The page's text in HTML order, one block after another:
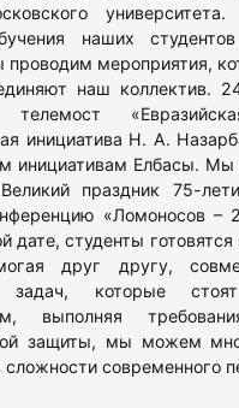
наших
мероприятия,
наш коллектив.
телемост
инициатива Н. А.
инициативам Елбасы. Мы
праздник 75-
«Ломоносов –
дате, студенты
друг другу,
задач, которые
выполняя
защиты, мы можем
сложности современного